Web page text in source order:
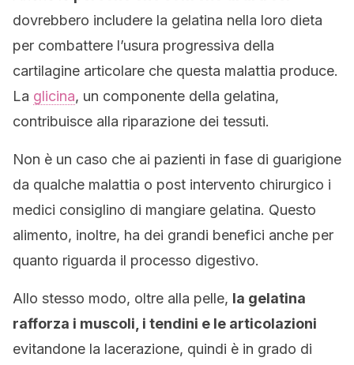
dovrebbero includere la gelatina nella loro dieta
per combattere l’usura progressiva della
cartilagine articolare che questa malattia produce.
La glicina, un componente della gelatina,
contribuisce alla riparazione dei tessuti.
Non è un caso che ai pazienti in fase di guarigione
da qualche malattia o post intervento chirurgico i
medici consiglino di mangiare gelatina. Questo
alimento, inoltre, ha dei grandi benefici anche per
quanto riguarda il processo digestivo.
Allo stesso modo, oltre alla pelle, la gelatina
rafforza i muscoli, i tendini e le articolazioni
evitandone la lacerazione, quindi è in grado di